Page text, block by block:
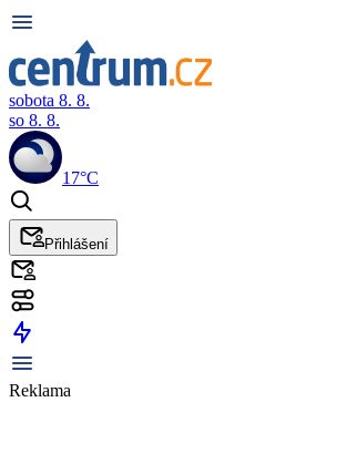
sobota 8. 8.
so 8. 8.
17°C
Přihlášení
Reklama